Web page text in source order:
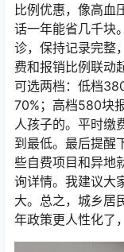
比例优惠，像高血
话一年能省几千块
诊，保持记录完整
费和报销比例联动
可选两档：低档
70%；高档580块
人孩子的。平时缴
到最低。最后提醒
些自费项目和异地
询详情。我建议大
大。总之，城乡居
年政策更人性化了